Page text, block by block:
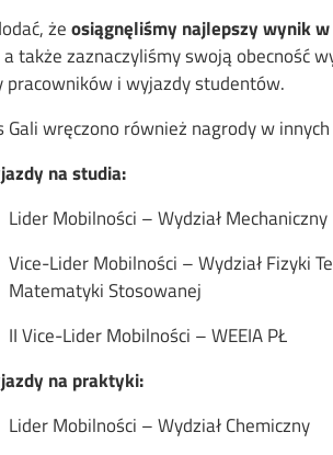
żeosiągnęliśmy najlepszy wynik
a także zaznaczyliśmy swoją obecność
pracowników i wyjazdy studentów.
Gali wręczono również nagrody w
na studia:
Lider Mobilności – Wydział Mechaniczny
Vice-Lider Mobilności – Wydział Fizyki
Matematyki Stosowanej
II Vice-Lider Mobilności – WEEIA PŁ
na praktyki:
Lider Mobilności – Wydział Chemiczny